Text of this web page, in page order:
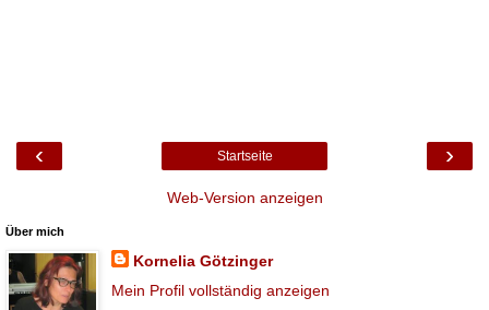
‹ ›
Startseite
Web-Version anzeigen
Über mich
Kornelia Götzinger
Mein Profil vollständig anzeigen